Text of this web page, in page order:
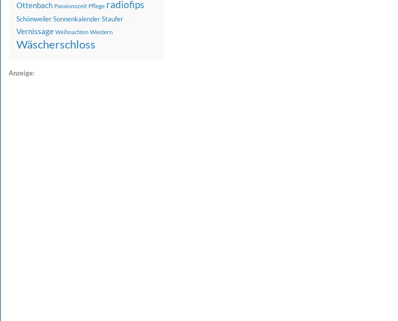
Ottenbach Passionszeit Pflege radiofips
SchönweilerSonnenkalenderStaufer
Vernissage Weihnachten Western
Wäscherschloss
Anzeige: